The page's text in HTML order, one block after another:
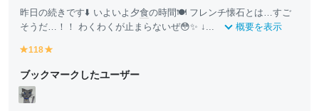
昨日の続きです⬇️ いよいよ夕食の時間🍽 フレンチ懐石とは…すご
そうだ…！！ わくわくが止まらないぜ😳✨ ↓...
概要を表示
y
ll
o
w
118
ll
ブックマークしたユーザー